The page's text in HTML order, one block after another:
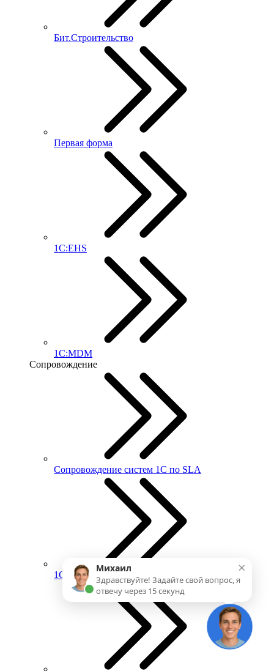
Бит.Строительство
Первая форма
1С:EHS
1С:MDM
Сопровождение
Сопровождение систем 1С по SLA
1С:ИТС ×
Михаил
Здравствуйте! Задайте свой вопрос, я
отвечу через 15 секунд